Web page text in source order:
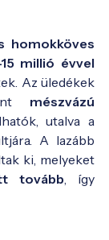
homokköves
millió évvel
Az üledékek
mészvázú
utalva a
A lazább
ki, melyeket
tovább , így